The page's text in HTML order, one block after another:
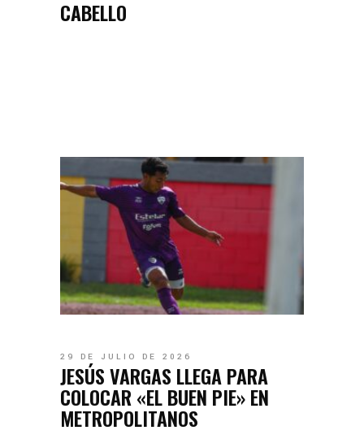
CABELLO
29 DE JULIO DE 2026
JESÚS VARGAS LLEGA PARA
COLOCAR «EL BUEN PIE» EN
METROPOLITANOS